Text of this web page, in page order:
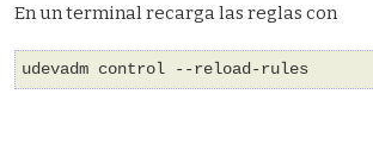
En un terminal recarga las reglas con
udevadm control --reload-rules